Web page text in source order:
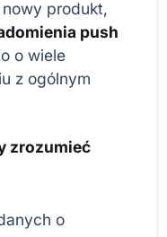
produkt,
push
o wiele
z ogólnym
zrozumieć
o